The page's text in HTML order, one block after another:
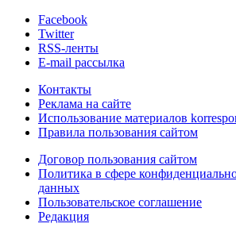
Facebook
Twitter
RSS-ленты
E-mail рассылка
Контакты
Реклама на сайте
Использование материалов
Правила пользования сайтом
Договор пользования сайтом
Политика в сфере
данных
Пользовательское соглашение
Редакция